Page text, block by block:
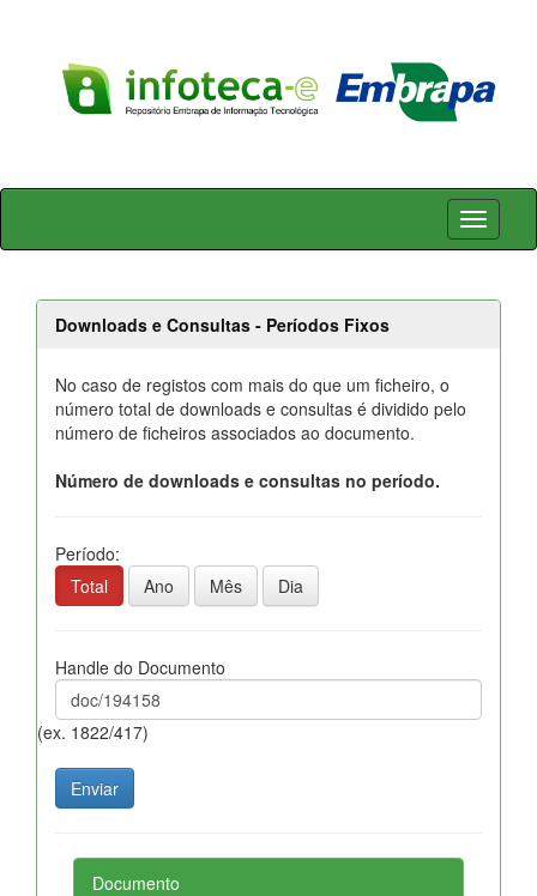
Skip
Downloads e Consultas - Períodos Fixos
No caso de registos com mais do que um ficheiro, o
número total de downloads e consultas é dividido pelo
número de ficheiros associados ao documento.
Número de downloads e consultas no período.
Período:
Total
Ano Mês Dia
Handle do Documento
(ex. 1822/417)
Documento